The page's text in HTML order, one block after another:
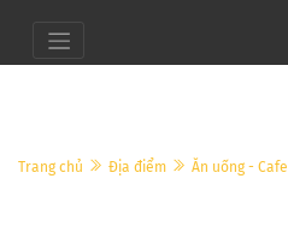
Trang chủ Địa điểm Ăn uống - Cafe